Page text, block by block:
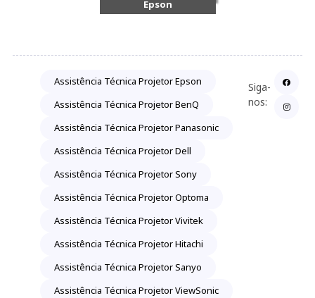
Epson
Assistência Técnica Projetor Epson
Assistência Técnica Projetor BenQ
Assistência Técnica Projetor Panasonic
Assistência Técnica Projetor Dell
Assistência Técnica Projetor Sony
Assistência Técnica Projetor Optoma
Assistência Técnica Projetor Vivitek
Assistência Técnica Projetor Hitachi
Assistência Técnica Projetor Sanyo
Assistência Técnica Projetor ViewSonic
Siga-
nos: